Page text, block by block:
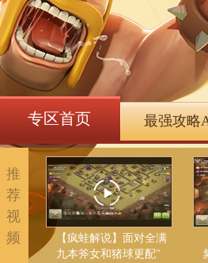
专区首页 最强攻略
推
荐
视
频
【疯蛙解说】面对全满
九本斧女和猪球更配"